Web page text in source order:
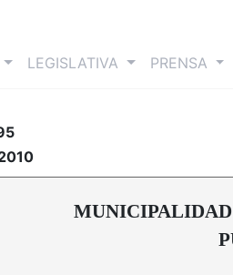
(current)LEGISLATIVA PRENSA